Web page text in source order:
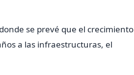
se prevé que el crecimiento
a las infraestructuras, el